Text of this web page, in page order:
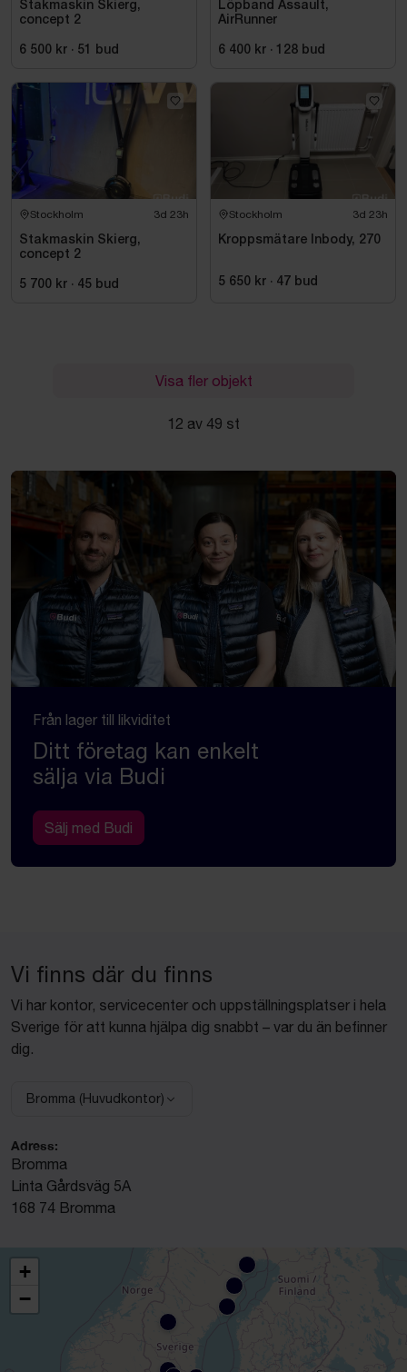
Stakmaskin Skierg,
concept 2
6 500 kr · 51 bud
Löpband Assault,
AirRunner
6 400 kr · 128 bud
Stockholm 3d 23h
Stakmaskin Skierg,
concept 2
5 700 kr · 45 bud
Stockholm 3d 23h
Kroppsmätare Inbody, 270
5 650 kr · 47 bud
Visa fler objekt
12 av 49 st
Från lager till likviditet
Ditt företag kan enkelt
sälja via Budi
Sälj med Budi
Vi finns där du finns
Vi har kontor, servicecenter och uppställningsplatser i hela
Sverige för att kunna hjälpa dig snabbt – var du än befinner
dig.
Välj anläggning:
Bromma (Huvudkontor)
Adress:
Bromma
Linta Gårdsväg 5A
168 74 Bromma
+
−